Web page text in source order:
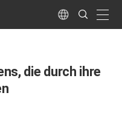
Language
Search
Submit
die durch ihre